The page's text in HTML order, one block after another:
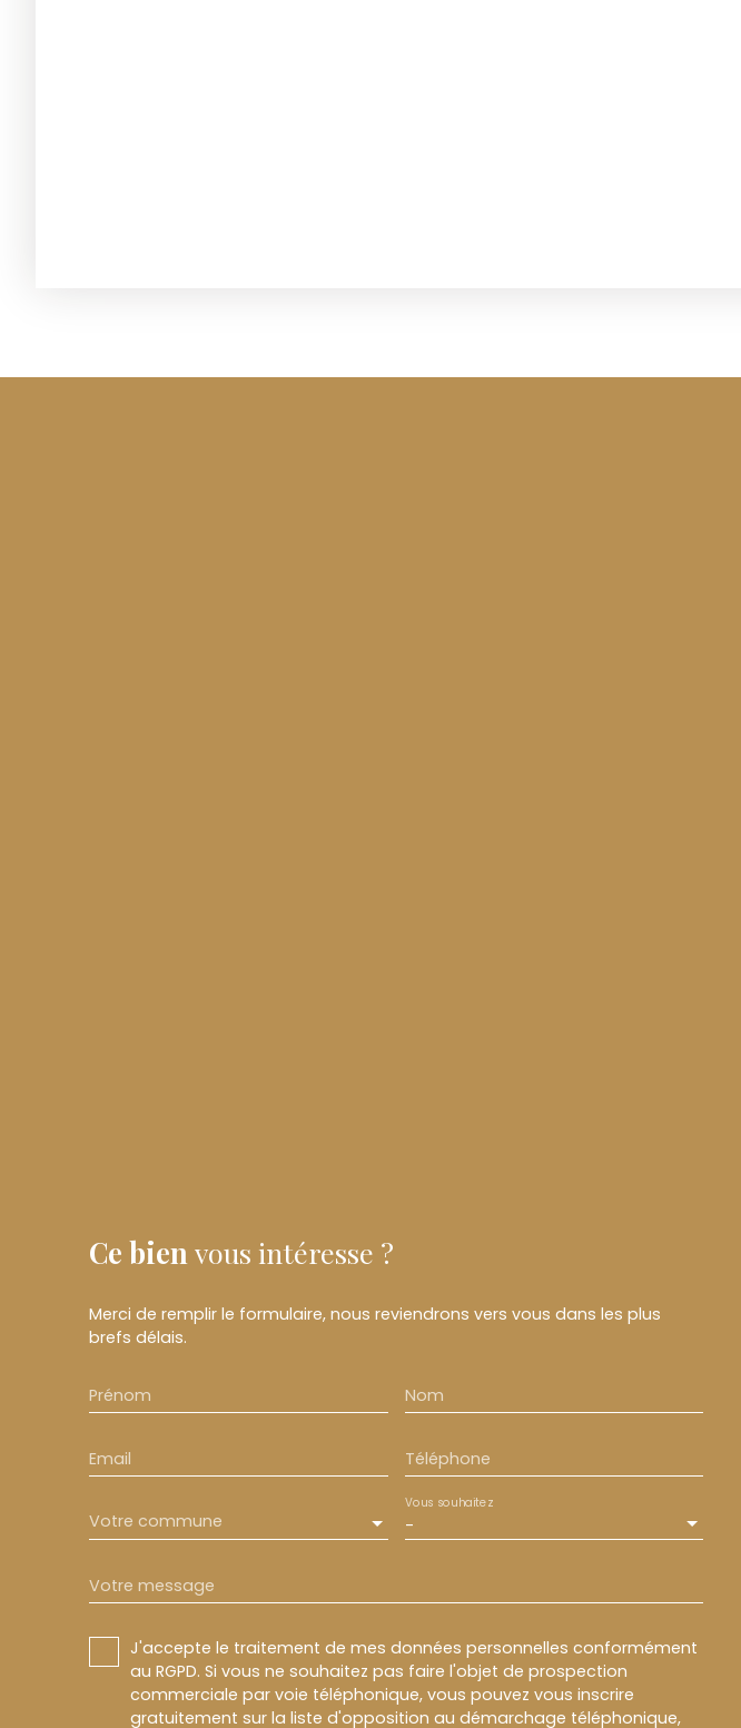
Ce bien vous intéresse ?
Merci de remplir le formulaire, nous reviendrons vers vous dans les plus
brefs délais.
Prénom Nom
Email Téléphone
Votre commune -
Vous souhaitez
Votre message
J'accepte le traitement de mes données personnelles conformément
au RGPD. Si vous ne souhaitez pas faire l'objet de prospection
commerciale par voie téléphonique, vous pouvez vous inscrire
gratuitement sur la liste d'opposition au démarchage téléphonique,